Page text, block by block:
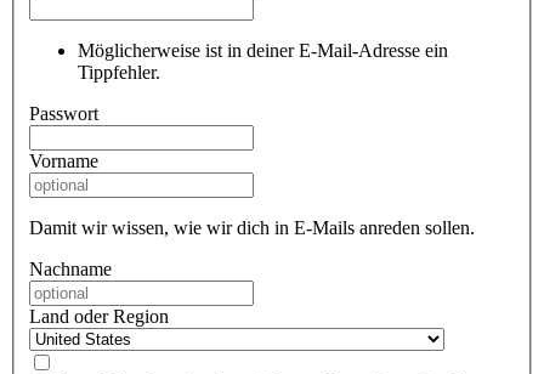
Möglicherweise ist in deiner E-Mail-Adresse ein
Tippfehler.
Passwort
Vorname
Damit wir wissen, wie wir dich in E-Mails anreden sollen.
Nachname
Land oder Region